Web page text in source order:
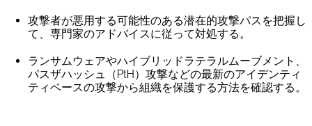
攻撃者が悪用する可能性のある潜在的攻撃パスを把握し
て、専門家のアドバイスに従って対処する。
ランサムウェアやハイブリッドラテラルムーブメント、
パスザハッシュ（PtH）攻撃などの最新のアイデンティ
ティベースの攻撃から組織を保護する方法を確認する。